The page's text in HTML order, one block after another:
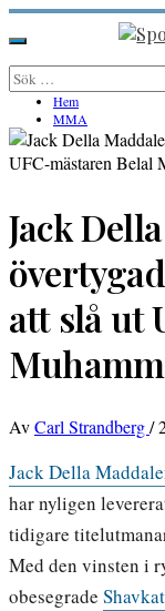
Hoppa
till
innehåll
Sportkuriren.se
Primär
meny
Sök
efter: Hem
MMA
Jack
att slå ut
AvCarl Strandberg/
Jack Della
har nyligen
tidigare
Med den vinsten i
obesegrade